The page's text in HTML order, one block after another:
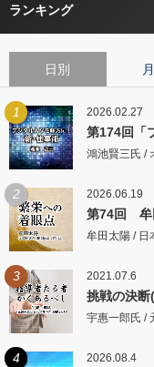
ランキング
日別
1 2026.02.27
第174回「
鴻池賢三氏 /
2 2026.06.19
第74回 牟
牟田太陽 / 日
3 2021.07.6
挑戦の決
宇惠一郎氏 /
4 2026.08.4